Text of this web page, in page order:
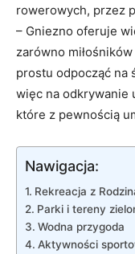
rowerowych, przez
– Gniezno oferuje
zarówno
prostu odpocząć na
więc na odkrywanie
które z pewnością
Nawigacja:
Rekreacja z
Parki i tereny
Wodna przygoda
Aktywności